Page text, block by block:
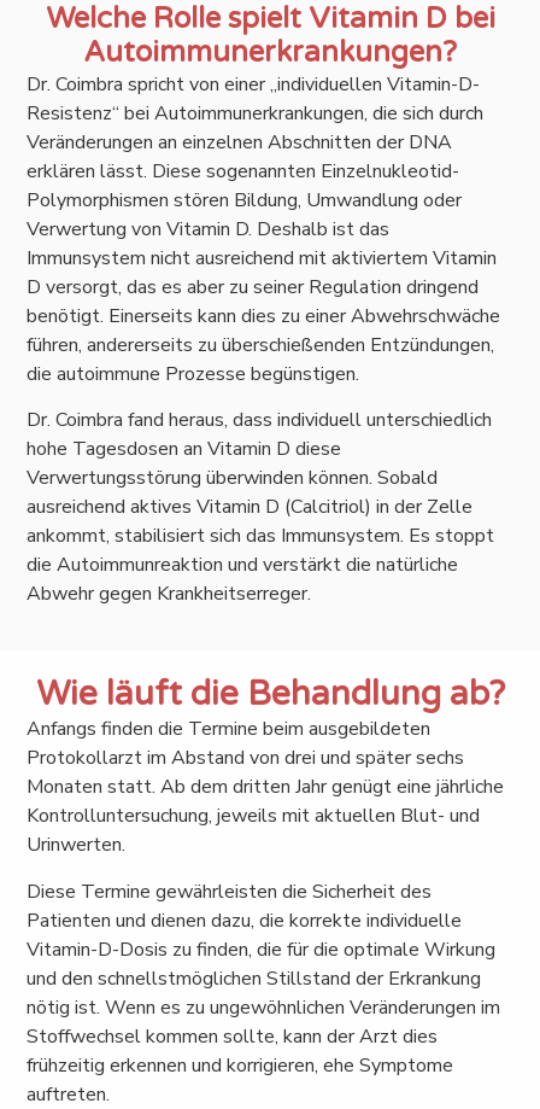
Welche Rolle spielt Vitamin D bei
Autoimmunerkrankungen?
Dr. Coimbra spricht von einer „individuellen Vitamin-D-
Resistenz“ bei Autoimmunerkrankungen, die sich durch
Veränderungen an einzelnen Abschnitten der DNA
erklären lässt. Diese sogenannten Einzelnukleotid-
Polymorphismen stören Bildung, Umwandlung oder
Verwertung von Vitamin D. Deshalb ist das
Immunsystem nicht ausreichend mit aktiviertem Vitamin
D versorgt, das es aber zu seiner Regulation dringend
benötigt. Einerseits kann dies zu einer Abwehrschwäche
führen, andererseits zu überschießenden Entzündungen,
die autoimmune Prozesse begünstigen.
Dr. Coimbra fand heraus, dass individuell unterschiedlich
hohe Tagesdosen an Vitamin D diese
Verwertungsstörung überwinden können. Sobald
ausreichend aktives Vitamin D (Calcitriol) in der Zelle
ankommt, stabilisiert sich das Immunsystem. Es stoppt
die Autoimmunreaktion und verstärkt die natürliche
Abwehr gegen Krankheitserreger.
Wie läuft die Behandlung ab?
Anfangs finden die Termine beim ausgebildeten
Protokollarzt im Abstand von drei und später sechs
Monaten statt. Ab dem dritten Jahr genügt eine jährliche
Kontrolluntersuchung, jeweils mit aktuellen Blut- und
Urinwerten.
Diese Termine gewährleisten die Sicherheit des
Patienten und dienen dazu, die korrekte individuelle
Vitamin-D-Dosis zu finden, die für die optimale Wirkung
und den schnellstmöglichen Stillstand der Erkrankung
nötig ist. Wenn es zu ungewöhnlichen Veränderungen im
Stoffwechsel kommen sollte, kann der Arzt dies
frühzeitig erkennen und korrigieren, ehe Symptome
auftreten.